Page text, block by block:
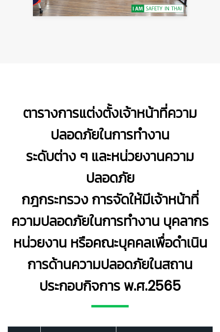
ตารางการแต่งตั้งเจ้าหน้าที่ความ
ปลอดภัยในการทำงาน
ระดับต่าง ๆ และหน่วยงานความ
ปลอดภัย
กฎกระทรวง การจัดให้มีเจ้าหน้าที่
ความปลอดภัยในการทำงาน บุคลากร
หน่วยงาน หรือคณะบุคคลเพื่อดำเนิน
การด้านความปลอดภัยในสถาน
ประกอบกิจการ พ.ศ.2565